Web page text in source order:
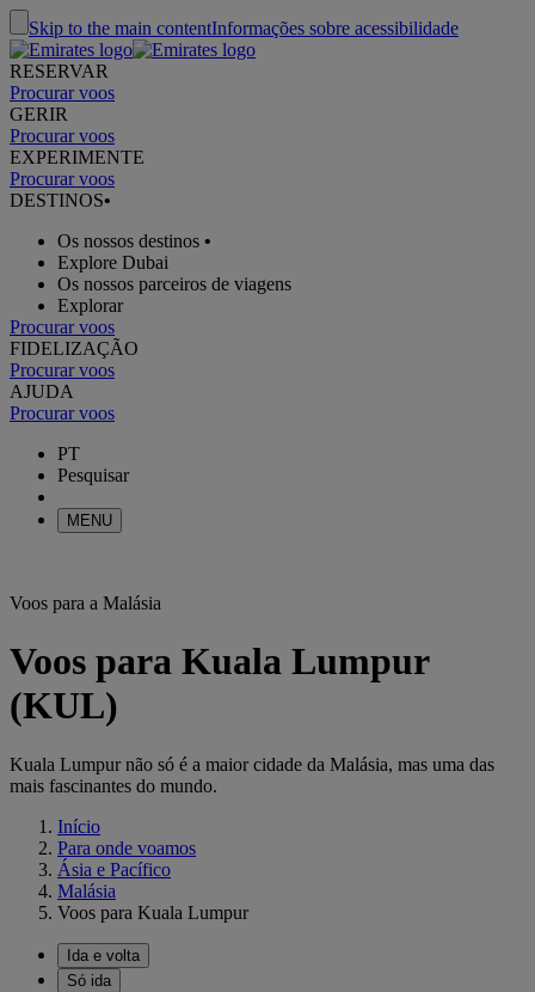
Skip to the main contentInformações sobre acessibilidade
RESERVAR
Procurar voos
GERIR
Procurar voos
EXPERIMENTE
Procurar voos
DESTINOS•
Os nossos destinos •
Explore Dubai
Os nossos parceiros de viagens
Explorar
Procurar voos
FIDELIZAÇÃO
Procurar voos
AJUDA
Procurar voos
PT
Pesquisar
MENU
Voos para a Malásia
Voos para Kuala Lumpur
(KUL)
Kuala Lumpur não só é a maior cidade da Malásia, mas uma das
mais fascinantes do mundo.
Início
Para onde voamos
Ásia e Pacífico
Malásia
Voos para Kuala Lumpur
Ida e volta
Só ida